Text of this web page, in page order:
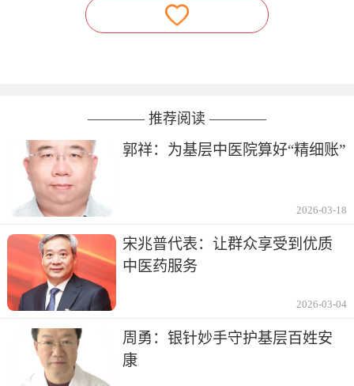
———— 推荐阅读 ————
郭祥：为基层中医院算好“精细账”
2026-03-18
宋兆普代表：让群众享受到优质
中医药服务
2026-03-04
周勇：银针妙手守护基层百姓安
康